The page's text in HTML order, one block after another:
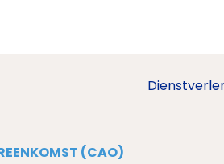
(CAO)